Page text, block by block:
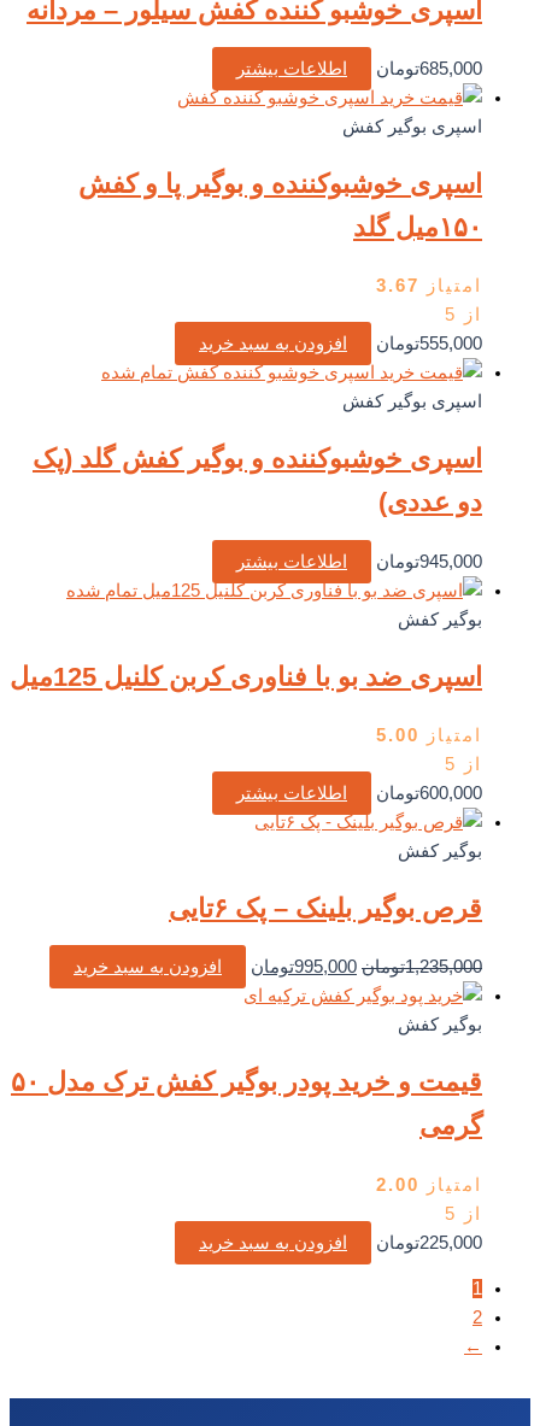
اسپری خوشبو کننده کفش سیلور – مردانه
685,000تومان اطلاعات بیشتر
اسپری بوگیر کفش
اسپری خوشبوکننده و بوگیر پا و کفش
۱۵۰میل گلد
امتیاز
3.67
از 5
555,000تومان
افزودن به سبد خرید
تمام شده
اسپری بوگیر کفش
اسپری خوشبوکننده و بوگیر کفش گلد (پک
دو عددی)
945,000تومان
اطلاعات بیشتر
تمام شده
بوگیر کفش
اسپری ضد بو با فناوری کربن کلنیل 125میل
امتیاز
5.00
از 5
600,000تومان اطلاعات بیشتر
بوگیر کفش
قرص بوگیر بلینک – پک ۶تایی
1,235,000تومان قیمت
اصلی
995,000تومان قیمت
فعلی
افزودن به سبد خرید
بوگیر کفش
قیمت و خرید پودر بوگیر کفش ترک مدل ۵۰
گرمی
امتیاز
2.00
از 5
225,000تومان افزودن به سبد خرید
1
2
←